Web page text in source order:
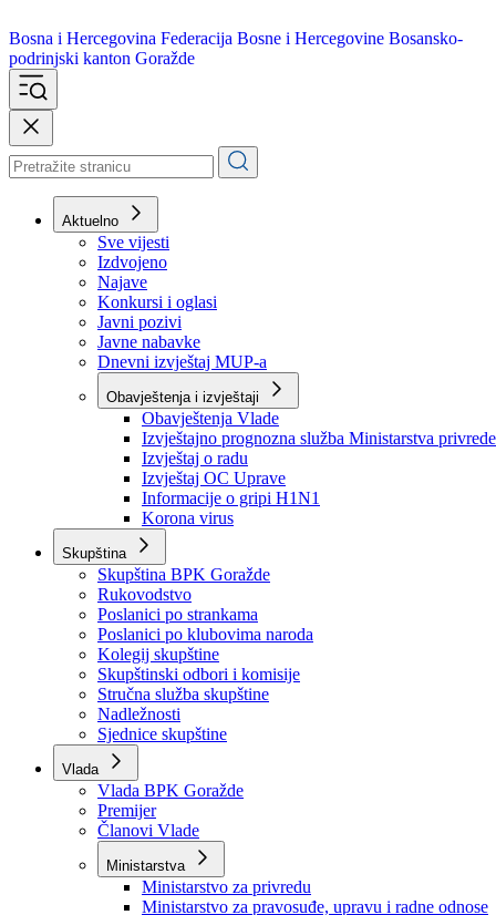
Bosna i Hercegovina
podrinjski kanton Goražde
Aktuelno
Sve vijesti
Izdvojeno
Najave
Konkursi i oglasi
Javni pozivi
Javne nabavke
Dnevni izvještaj MUP-a
Obavještenja i izvještaji
Obavještenja Vlade
Izvještajno prognozna služba Ministarstva privrede
Izvještaj o radu
Izvještaj OC Uprave
Informacije o gripi H1N1
Korona virus
Skupština
Skupština BPK Goražde
Rukovodstvo
Poslanici po strankama
Poslanici po klubovima naroda
Kolegij skupštine
Skupštinski odbori i komisije
Stručna služba skupštine
Nadležnosti
Sjednice skupštine
Vlada
Vlada BPK Goražde
Premijer
Članovi Vlade